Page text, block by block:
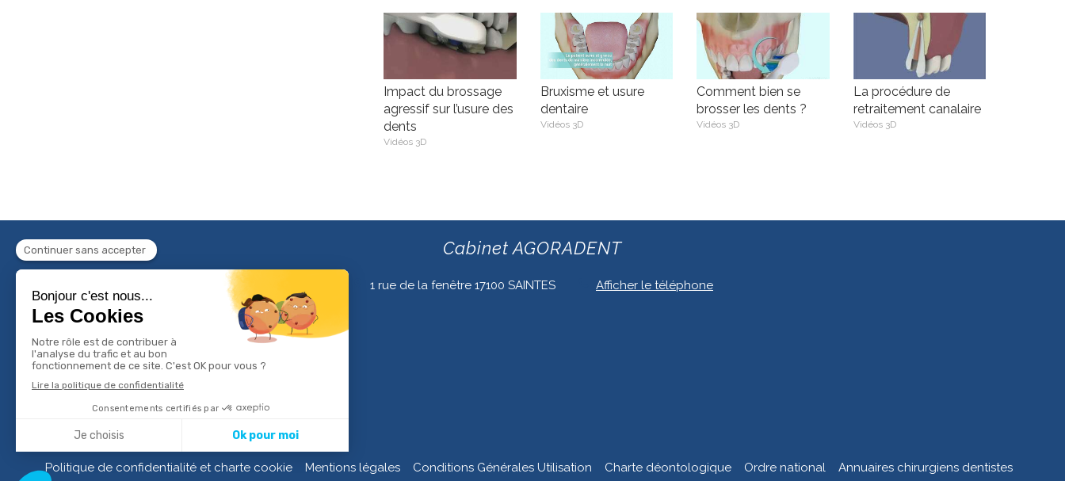
Impact du brossage
agressif sur l’usure des
dents
Vidéos 3D
Bruxisme et usure
dentaire
Vidéos 3D
Comment bien se
brosser les dents ?
Vidéos 3D
La procédure de
retraitement canalaire
Vidéos 3D
Cabinet AGORADENT
1 rue de la fenêtre 17100 SAINTES Afficher le téléphone
Politique de confidentialité et charte cookie Mentions légales Conditions Générales Utilisation Charte déontologique Ordre national Annuaires chirurgiens dentistes